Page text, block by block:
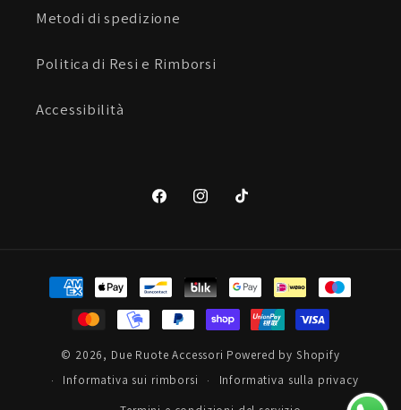
Metodi di spedizione
Politica di Resi e Rimborsi
Accessibilità
FacebookInstagramTikTok
Metodi
di
pagamento
© 2026, Due Ruote Accessori Powered by Shopify
Informativa sui rimborsi
Informativa sulla privacy